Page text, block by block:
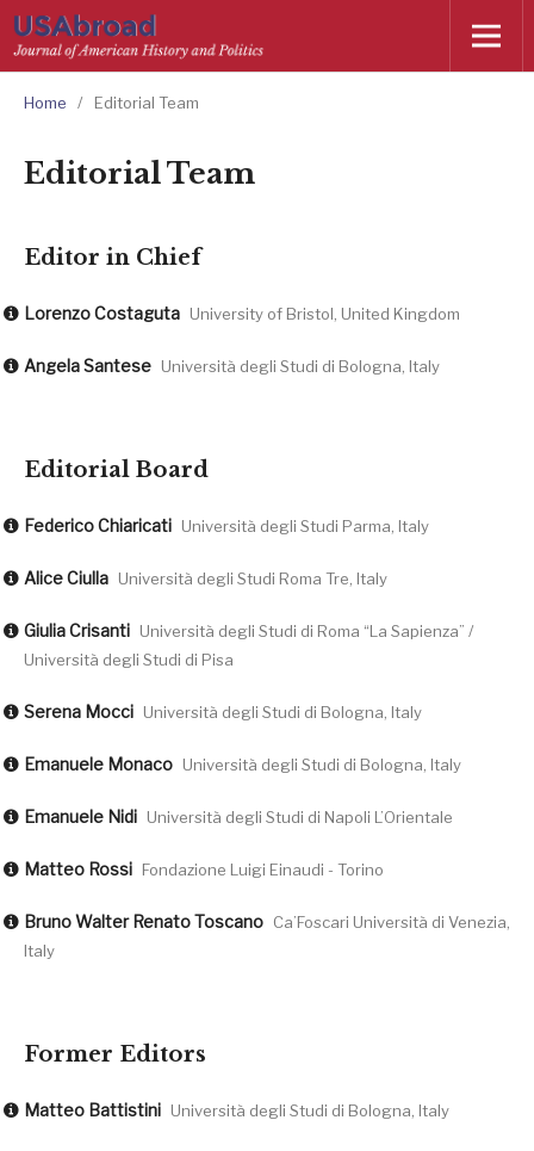
Home / Editorial Team
Editorial Team
Editor in Chief
Lorenzo Costaguta University of Bristol, United Kingdom
Angela Santese Università degli Studi di Bologna, Italy
Editorial Board
Federico Chiaricati Università degli Studi Parma, Italy
Alice Ciulla Università degli Studi Roma Tre, Italy
Giulia Crisanti Università degli Studi di Roma “La Sapienza” /
Università degli Studi di Pisa
Serena Mocci Università degli Studi di Bologna, Italy
Emanuele Monaco Università degli Studi di Bologna, Italy
Emanuele Nidi Università degli Studi di Napoli L’Orientale
Matteo Rossi Fondazione Luigi Einaudi - Torino
Bruno Walter Renato Toscano Ca’Foscari Università di Venezia,
Italy
Former Editors
Matteo Battistini Università degli Studi di Bologna, Italy